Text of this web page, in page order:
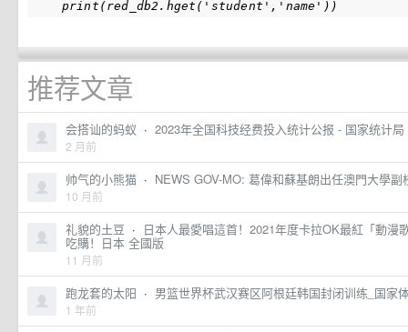
推荐文章
会搭讪的蚂蚁 · 2023年全国科技经费投入统计公报 - 国家统计局
2 月前
帅气的小熊猫 · NEWS GOV-MO: 葛偉和蘇基朗出任澳門大學副
10 月前
礼貌的土豆 · 日本人最愛唱這首！2021年度卡拉OK最紅「動漫
吃購！日本 全國版
11 月前
跑龙套的太阳 · 男篮世界杯武汉赛区阿根廷韩国封闭训练_国家
1 年前